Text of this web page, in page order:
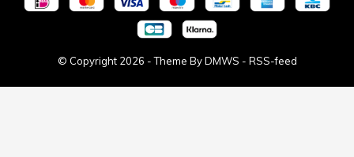
© Copyright 2026 - Theme ByDMWS - RSS-feed